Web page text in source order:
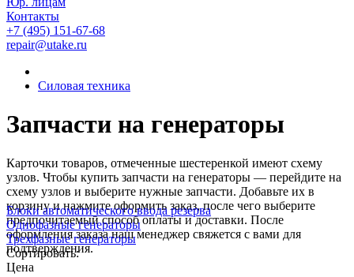
Контакты
+7 (495) 151-67-68
repair@utake.ru
Силовая техника
Запчасти на генераторы
Карточки товаров, отмеченные шестеренкой имеют схему
узлов. Чтобы купить запчасти на генераторы — перейдите на
схему узлов и выберите нужные запчасти. Добавьте их в
корзину и нажмите оформить заказ, после чего выберите
предпочитаемый способ оплаты и доставки. После
оформления заказа наш менеджер свяжется с вами для
подтверждения.
Блоки автоматического ввода резерва
Однофазные генераторы
Трехфазные генераторы
Сортировать:
Цена